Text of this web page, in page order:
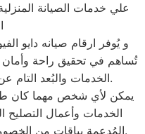
علي خدمات الصيانة المنزلية
و يُوفر ارقام صيانه دايو
تُساهم في تحقيق راحة
الخدمات والبُعد التام عن التكاليف المالية باهظة الثمن.
يمكن لأي شخص مهما كان
الخدمات وأعمال التصليح
المُدعمة بباقات من الخصومات والعروض التي ليس لها مثيل.